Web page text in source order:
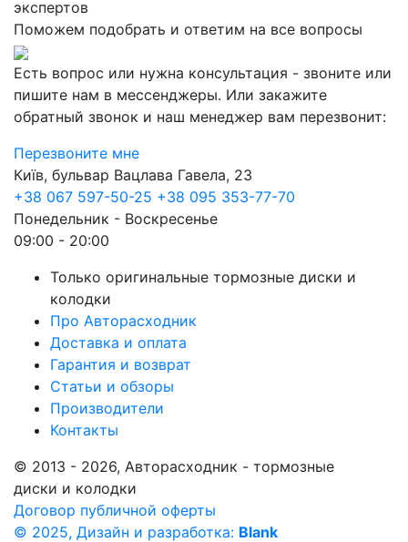
экспертов
Поможем подобрать и ответим на все вопросы
Есть вопрос или нужна консультация - звоните или
пишите нам в мессенджеры. Или закажите
обратный звонок и наш менеджер вам перезвонит:
Перезвоните мне
Київ, бульвар Вацлава Гавела, 23
+38 067 597-50-25 +38 095 353-77-70
Понедельник - Воскресенье
09:00 - 20:00
Только оригинальные тормозные диски и
колодки
Про Авторасходник
Доставка и оплата
Гарантия и возврат
Статьи и обзоры
Производители
Контакты
© 2013 - 2026, Авторасходник - тормозные
диски и колодки
Договор публичной оферты
© 2025, Дизайн и разработка: Blank